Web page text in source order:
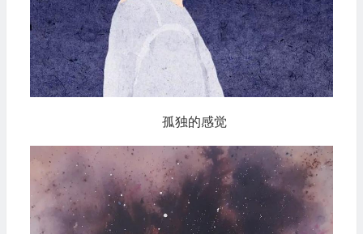
孤独的感觉